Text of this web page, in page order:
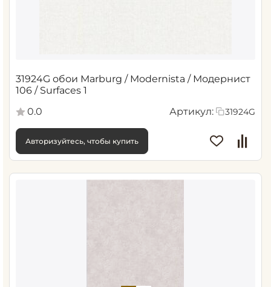
31924G обои Marburg / Modernista / Модернист
106 / Surfaces 1
0.0
Артикул: 31924G
Авторизуйтесь, чтобы купить